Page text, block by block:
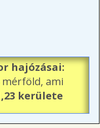
hajózásai:
mérföld, ami
kerülete